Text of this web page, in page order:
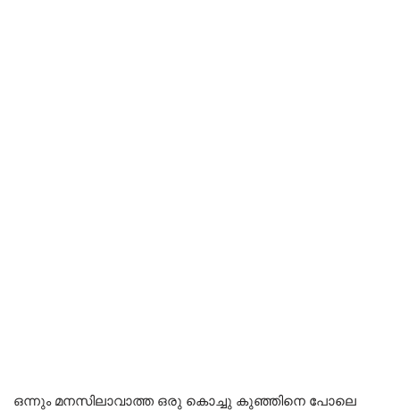
ഒന്നും മനസിലാവാത്ത ഒരു കൊച്ചു കുഞ്ഞിനെ പോലെ